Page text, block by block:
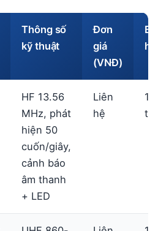
Thông số
kỹ thuật
Đơn
giá
(VNĐ)
HF 13.56
MHz, phát
hiện 50
cuốn/giây,
cảnh báo
âm thanh
+ LED
Liên
hệ
12